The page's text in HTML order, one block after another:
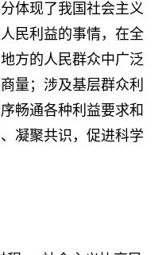
体现了我国社会主义
民利益的事情，在全
方的人民群众中广泛
量；涉及基层群众利
畅通各种利益要求和
凝聚共识，促进科学